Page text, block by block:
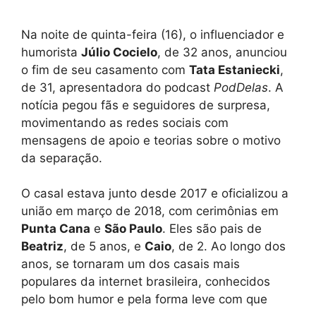
Na noite de quinta-feira (16), o influenciador e
humorista Júlio Cocielo, de 32 anos, anunciou
o fim de seu casamento com Tata Estaniecki,
de 31, apresentadora do podcast PodDelas. A
notícia pegou fãs e seguidores de surpresa,
movimentando as redes sociais com
mensagens de apoio e teorias sobre o motivo
da separação.
O casal estava junto desde 2017 e oficializou a
união em março de 2018, com cerimônias em
Punta Cana e São Paulo. Eles são pais de
Beatriz, de 5 anos, e Caio, de 2. Ao longo dos
anos, se tornaram um dos casais mais
populares da internet brasileira, conhecidos
pelo bom humor e pela forma leve com que